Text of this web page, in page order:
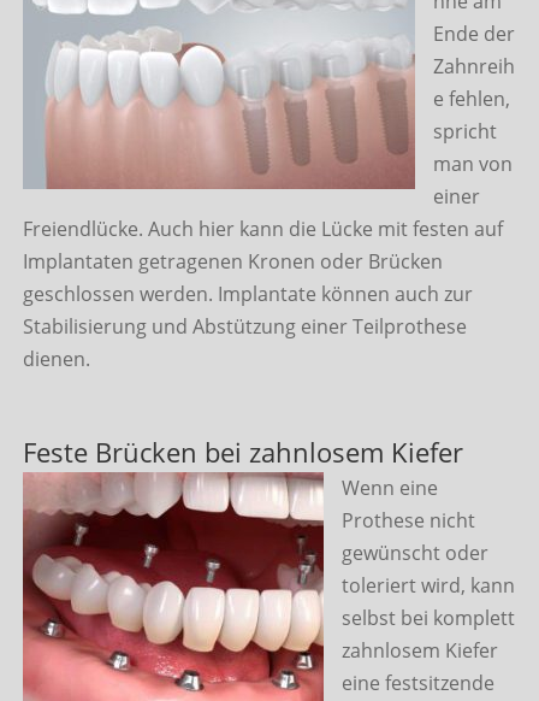
Ende der
Zahnreih
e fehlen,
spricht
man von
einer
Freiendlücke. Auch hier kann die Lücke mit festen auf
Implantaten getragenen Kronen oder Brücken
geschlossen werden. Implantate können auch zur
Stabilisierung und Abstützung einer Teilprothese
dienen.
Feste Brücken bei zahnlosem Kiefer
Wenn eine
Prothese nicht
gewünscht oder
toleriert wird, kann
selbst bei komplett
zahnlosem Kiefer
eine festsitzende